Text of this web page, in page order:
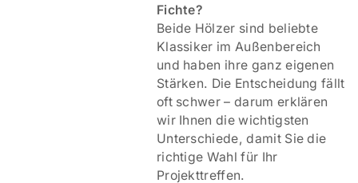
Fichte?
Beide Hölzer sind beliebte
Klassiker im Außenbereich
und haben ihre ganz eigenen
Stärken. Die Entscheidung fällt
oft schwer – darum erklären
wir Ihnen die wichtigsten
Unterschiede, damit Sie die
richtige Wahl für Ihr
Projekttreffen.